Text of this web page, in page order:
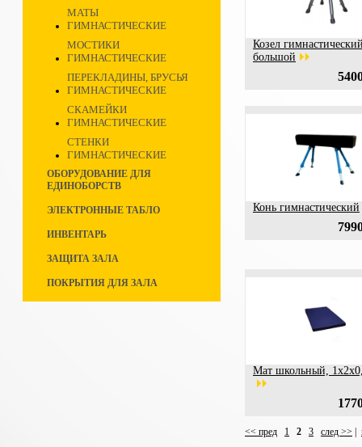
МАТЫ
ГИМНАСТИЧЕСКИЕ
МОСТИКИ
ГИМНАСТИЧЕСКИЕ
ПЕРЕКЛАДИНЫ, БРУСЬЯ
ГИМНАСТИЧЕСКИЕ
СКАМЕЙКИ
ГИМНАСТИЧЕСКИЕ
СТЕНКИ
ГИМНАСТИЧЕСКИЕ
ОБОРУДОВАНИЕ ДЛЯ
ЕДИНОБОРСТВ
ЭЛЕКТРОННЫЕ ТАБЛО
ИНВЕНТАРЬ
ЗАЩИТА ЗАЛА
ПОКРЫТИЯ ДЛЯ ЗАЛА
Козел
большой
Конь гимнастический
Мат школьный,
<< пред 1 2 3 след >>